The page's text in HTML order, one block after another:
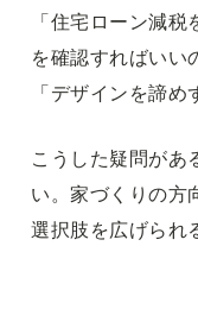
「住宅ローン減
を確認すればいい
「デザインを諦
こうした疑問があ
い。家づくりの方
選択肢を広げられ